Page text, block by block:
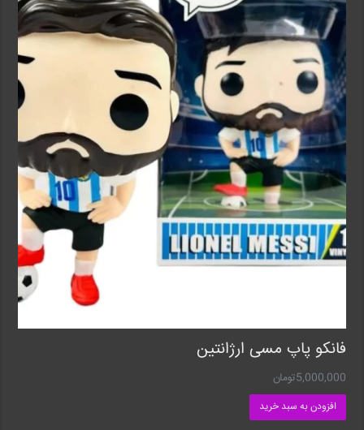
فانکو پاپ مسی ارژانتین
5,000,000تومان
افزودن به سبد خرید